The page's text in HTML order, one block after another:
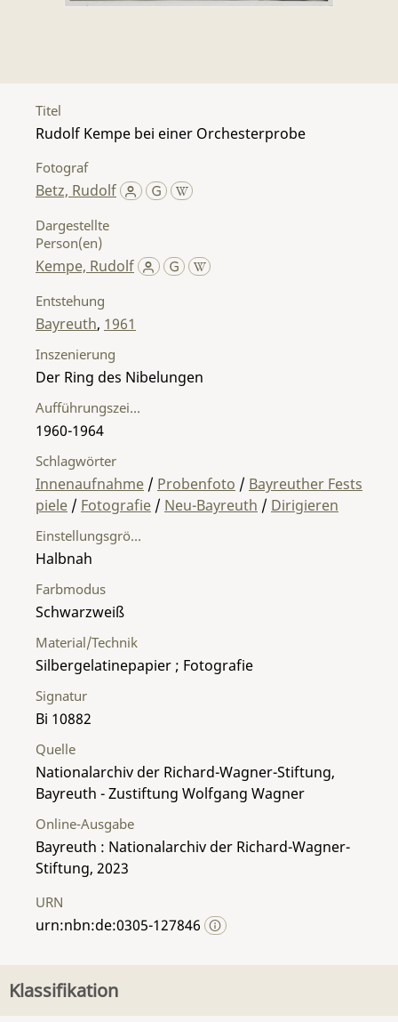
Titel
Rudolf Kempe bei einer Orchesterprobe
Fotograf
Betz, Rudolf
Dargestellte
Person(en)
Kempe, Rudolf
Entstehung
Bayreuth, 1961
Material/Technik
Silbergelatinepapier ; Fotografie
Einstellungsgröße
Halbnah
Farbmodus
Schwarzweiß
Inszenierung
Der Ring des Nibelungen
Aufführungszeitraum
1960-1964
Signatur
Bi 10882
Quelle
Nationalarchiv der Richard-Wagner-Stiftung,
Bayreuth - Zustiftung Wolfgang Wagner
Schlagwörter
Innenaufnahme / Probenfoto / Bayreuther Fests
piele / Fotografie / Neu-Bayreuth / Dirigieren
Online-Ausgabe
Bayreuth : Nationalarchiv der Richard-Wagner-
Stiftung, 2023
URN
urn:nbn:de:0305-127846
Klassifikation